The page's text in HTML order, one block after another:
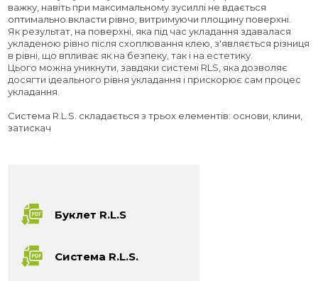
важку, навіть при максимальному зусиллі не вдається
оптимально вкласти рівно, витримуючи площину поверхні.
Як результат, на поверхні, яка під час укладання здавалася
укладеною рівно після схоплювання клею, з'являється різниця
в рівні, що впливає як на безпеку, так і на естетику.
Цього можна уникнути, завдяки системі RLS, яка дозволяє
досягти ідеального рівня укладання і прискорює сам процес
укладання.
Система R.L.S. складається з трьох елементів: основи, клини,
затискач
Буклет R.L.S
Система R.L.S.